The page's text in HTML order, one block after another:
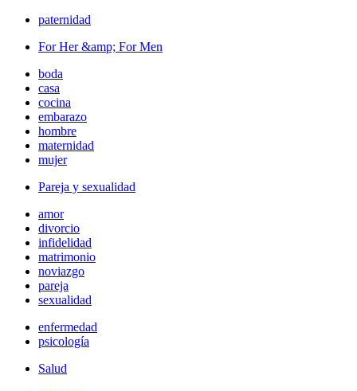
paternidad
For Her &amp; For Men
boda
casa
cocina
embarazo
hombre
maternidad
mujer
Pareja y sexualidad
amor
divorcio
infidelidad
matrimonio
noviazgo
pareja
sexualidad
enfermedad
psicología
Salud